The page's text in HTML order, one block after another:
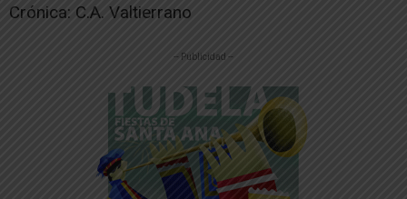
Crónica: C.A. Valtierrano
-- Publicidad --